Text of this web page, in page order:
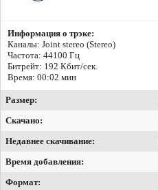
Информация о трэке:
Каналы: Joint stereo (Stereo)
Частота: 44100 Гц
Битрейт: 192 Кбит/сек.
Время: 00:02 мин
Размер:
Скачано:
Недавнее скачивание:
Время добавления:
Формат: